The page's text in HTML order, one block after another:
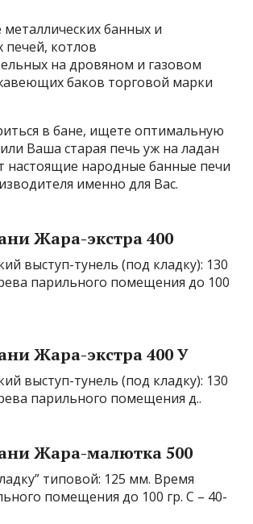
банных и
котлов
на дровяном и газовом
баков торговой марки
в бане, ищете оптимальную
Ваша старая печь уж на ладан
настоящие народные банные печи
именно для Вас.
Жара-экстра 400
выступ-тунель (под кладку): 130
парильного помещения до 100
Жара-экстра 400 У
выступ-тунель (под кладку): 130
парильного помещения д..
Жара-малютка 500
типовой: 125 мм. Время
помещения до 100 гр. С – 40-